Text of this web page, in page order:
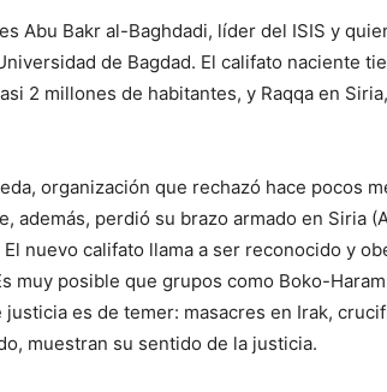
Abu Bakr al-Baghdadi, líder del ISIS y
de Bagdad. El califato naciente
2 millones de habitantes, y Raqqa en
organización que rechazó hace pocos
además, perdió su brazo armado en Siria
nuevo califato llama a ser reconocido y
muy posible que grupos como Boko-
justicia es de temer: masacres en Irak,
muestran su sentido de la justicia.